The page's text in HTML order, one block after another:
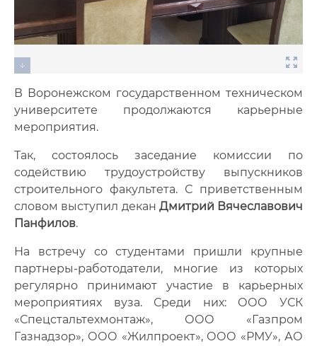
В Воронежском государственном техническом
университете продолжаются карьерные
мероприятия.
Так, состоялось заседание комиссии по
содействию трудоустройству выпускников
строительного факультета. С приветственным
словом выступил декан Дмитрий Вячеславович
Панфилов.
На встречу со студентами пришли крупные
партнеры-работодатели, многие из которых
регулярно принимают участие в карьерных
мероприятиях вуза. Среди них: ООО УСК
«Спецстальтехмонтаж», ООО «Газпром
Газнадзор», ООО «Жилпроект», ООО «РМУ», АО